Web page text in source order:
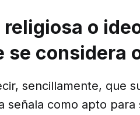
o
se considera
sencillamente, que
señala como apto